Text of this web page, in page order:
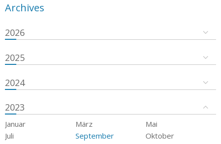
Archives
2026
2025
2024
2023
Januar März
Mai
Juli
September
Oktober